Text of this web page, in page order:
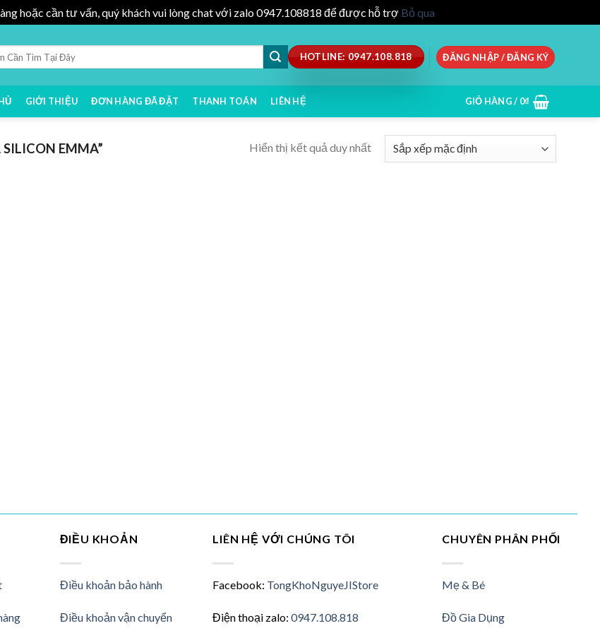
hoặc cần tư vấn, quý khách vui lòng chat với zalo 0947.108818 để được hỗ trợ Bỏ qua
HOTLINE: 0947.108.818 ĐĂNG NHẬP / ĐĂNG KÝ
GIỚI THIỆU ĐƠN HÀNG ĐÃ ĐẶT THANH TOÁN LIÊN HỆ GIỎ HÀNG / 0₫
EMMA” Hiển thị kết quả duy nhất
ĐIỀU KHOẢN
Điều khoản bảo hành
Điều khoản vận chuyển
LIÊN HỆ VỚI CHÚNG TÔI
Facebook: TongKhoNguyeJIStore
Điện thoại zalo:0947.108.818
CHUYÊN PHÂN PHỐI
Mẹ & Bé
Đồ Gia Dụng